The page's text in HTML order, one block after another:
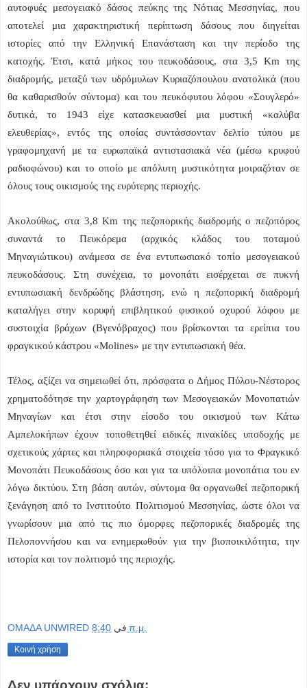
αυτοφυές μεσογειακό δάσος πεύκης της Νότιας Μεσσηνίας, που
αποτελεί μια χαρακτηριστική περίπτωση δάσους που διηγείται
ιστορίες από την Ελληνική Επανάσταση και την περίοδο της
κατοχής. Έτσι, κατά μήκος του πευκοδάσους, στα 3,5Km της
διαδρομής, μεταξύ των υδρόμυλων Κυριαζόπουλου ανατολικά (που
θα καθαρισθούν σύντομα) και του πευκόφυτου λόφου «Σουγλερό»
δυτικά, το 1943 είχε κατασκευασθεί μια μυστική «καλύβα
ελευθερίας», εντός της οποίας συντάσσονταν δελτίο τύπου με
γραφομηχανή με τα ευρωπαϊκά αντιστασιακά νέα (μέσω κρυφού
ραδιοφώνου) και το οποίο με απόλυτη μυστικότητα μοιραζόταν σε
όλους τους οικισμούς της ευρύτερης περιοχής.
Ακολούθως, στα 3,8Km της πεζοπορικής διαδρομής ο πεζοπόρος
συναντά το Πευκόρεμα (αρχικός κλάδος του ποταμού
Μηναγιώτικου) ανάμεσα σε ένα εντυπωσιακό τοπίο μεσογειακού
πευκοδάσους. Στη συνέχεια, το μονοπάτι εισέρχεται σε πυκνή
εντυπωσιακή δενδρώδης βλάστηση, ενώ η πεζοπορική διαδρομή
καταλήγει στην κορυφή επιβλητικού φυσικού οχυρού λόφου με
συστοιχία βράχων (Βγενόβραχος) που βρίσκονται τα ερείπια του
φραγκικού κάστρου «Molines» με την εντυπωσιακή θέα.
Τέλος, αξίζει να σημειωθεί ότι, πρόσφατα ο Δήμος Πύλου-Νέστορος
χρηματοδότησε την χαρτογράφηση των Μεσογειακών Μονοπατιών
Μηναγίων και έτσι στην είσοδο του οικισμού των Κάτω
Αμπελοκήπων έχουν τοποθετηθεί ειδικές πινακίδες υποδοχής με
σχετικούς χάρτες και πληροφοριακά στοιχεία τόσο για το Φραγκικό
Μονοπάτι Πευκοδάσους όσο και για τα υπόλοιπα μονοπάτια του εν
λόγω δικτύου. Στη βάση αυτών, σύντομα θα οργανωθεί πεζοπορική
ξενάγηση από το Ινστιτούτο Πολιτισμού Μεσσηνίας, ώστε όλοι να
γνωρίσουν μια από τις πιο όμορφες πεζοπορικές διαδρομές της
Πελοποννήσου και να ενημερωθούν για την βιοποικιλότητα, την
ιστορία και τον πολιτισμό της περιοχής.
OMAΔΑ UNWIRED في 8:40 π.μ.
Κοινή χρήση